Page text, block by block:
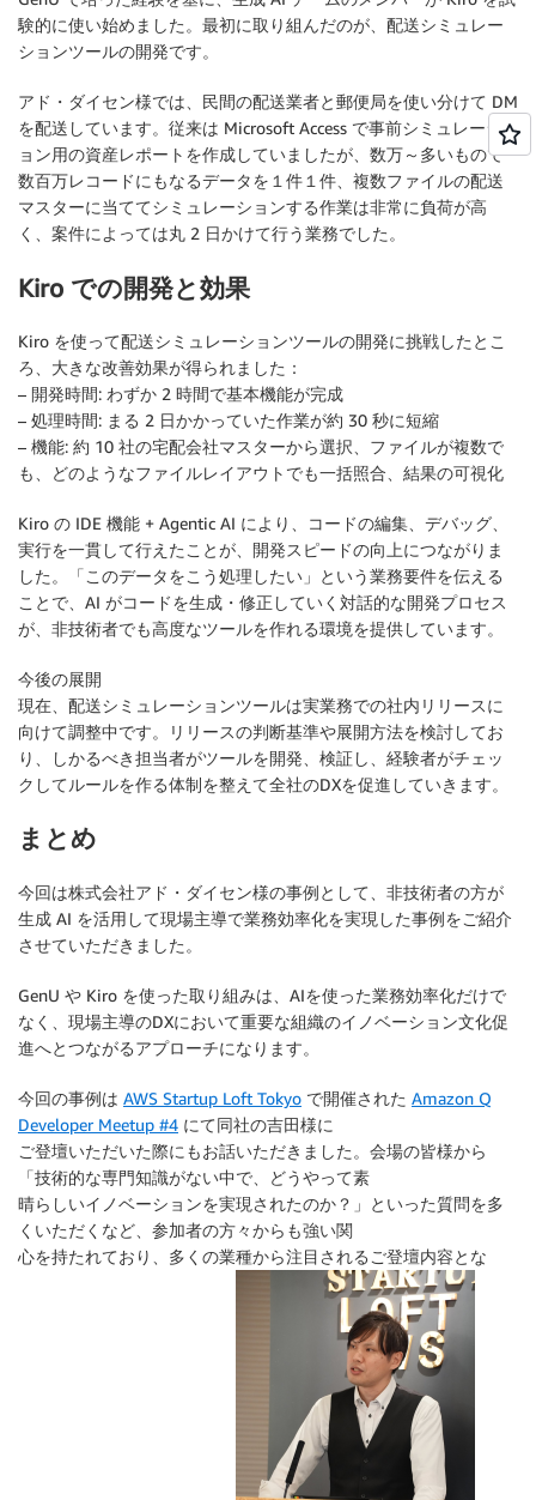
験的に使い始めました。最初に取り組んだのが、配送シミュレー
ションツールの開発です。
アド・ダイセン様では、民間の配送業者と郵便局を使い分けて DM
を配送しています。従来は Microsoft Access で事前シミュレーシ
ョン用の資産レポートを作成していましたが、数万～多いもので
数百万レコードにもなるデータを１件１件、複数ファイルの配送
マスターに当ててシミュレーションする作業は非常に負荷が高
く、案件によっては丸 2 日かけて行う業務でした。
Kiro での開発と効果
Kiro を使って配送シミュレーションツールの開発に挑戦したとこ
ろ、大きな改善効果が得られました：
– 開発時間: わずか 2 時間で基本機能が完成
– 処理時間: まる 2 日かかっていた作業が約 30 秒に短縮
– 機能: 約 10 社の宅配会社マスターから選択、ファイルが複数で
も、どのようなファイルレイアウトでも一括照合、結果の可視化
Kiro の IDE 機能 + Agentic AI により、コードの編集、デバッグ、
実行を一貫して行えたことが、開発スピードの向上につながりま
した。「このデータをこう処理したい」という業務要件を伝える
ことで、AI がコードを生成・修正していく対話的な開発プロセス
が、非技術者でも高度なツールを作れる環境を提供しています。
今後の展開
現在、配送シミュレーションツールは実業務での社内リリースに
向けて調整中です。リリースの判断基準や展開方法を検討してお
り、しかるべき担当者がツールを開発、検証し、経験者がチェッ
クしてルールを作る体制を整えて全社のDXを促進していきます。
まとめ
今回は株式会社アド・ダイセン様の事例として、非技術者の方が
生成 AI を活用して現場主導で業務効率化を実現した事例をご紹介
させていただきました。
GenU や Kiro を使った取り組みは、AIを使った業務効率化だけで
なく、現場主導のDXにおいて重要な組織のイノベーション文化促
進へとつながるアプローチになります。
今回の事例は AWS Startup Loft Tokyo で開催された Amazon Q
Developer Meetup #4 にて同社の吉田様に
ご登壇いただいた際にもお話いただきました。会場の皆様から
「技術的な専門知識がない中で、どうやって素
晴らしいイノベーションを実現されたのか？」といった質問を多
くいただくなど、参加者の方々からも強い関
心を持たれており、多くの業種から注目されるご登壇内容とな